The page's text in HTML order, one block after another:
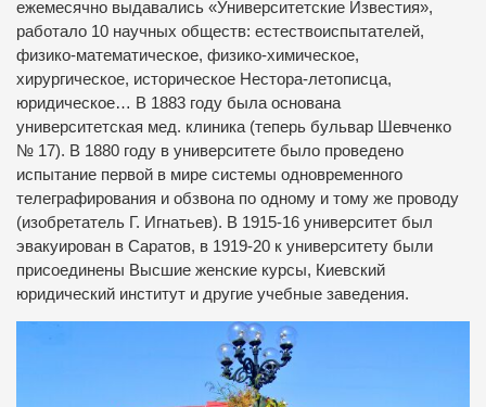
ежемесячно выдавались «Университетские Известия»,
работало 10 научных обществ: естествоиспытателей,
физико-математическое, физико-химическое,
хирургическое, историческое Нестора-летописца,
юридическое… В 1883 году была основана
университетская мед. клиника (теперь бульвар Шевченко
№ 17). В 1880 году в университете было проведено
испытание первой в мире системы одновременного
телеграфирования и обзвона по одному и тому же проводу
(изобретатель Г. Игнатьев). В 1915-16 университет был
эвакуирован в Саратов, в 1919-20 к университету были
присоединены Высшие женские курсы, Киевский
юридический институт и другие учебные заведения.